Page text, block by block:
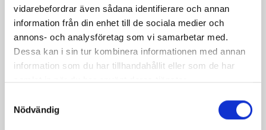
vidarebefordrar även sådana identifierare och annan
information från din enhet till de sociala medier och
annons- och analysföretag som vi samarbetar med.
Dessa kan i sin tur kombinera informationen med annan
information som du har tillhandahållit eller som de har
samlat in när du har använt deras tjänster.
Nödvändig